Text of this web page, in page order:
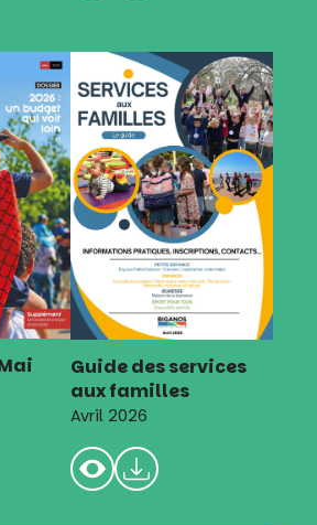
Guide des services
aux familles
Avril 2026